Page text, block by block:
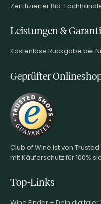
Zertifizierter Bio-
Leistungen &
Kostenlose Rückgabe bei
Geprüfter
Club of Wine ist von
mit Käuferschutz für 100%
Top-Links